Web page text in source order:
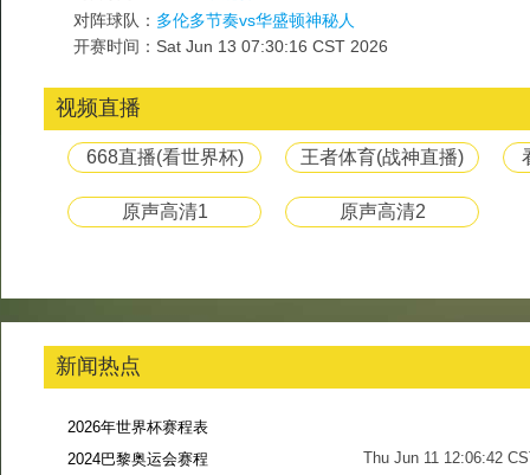
对阵球队： 多伦多节奏vs华盛顿神秘人
开赛时间：Sat Jun 13 07:30:16 CST 2026
视频直播
668直播(看世界杯) 王者体育(战神直播)
原声高清1 原声高清2
新闻热点
2026年世界杯赛程表
Thu Jun 11 12:06:42
2024巴黎奥运会赛程